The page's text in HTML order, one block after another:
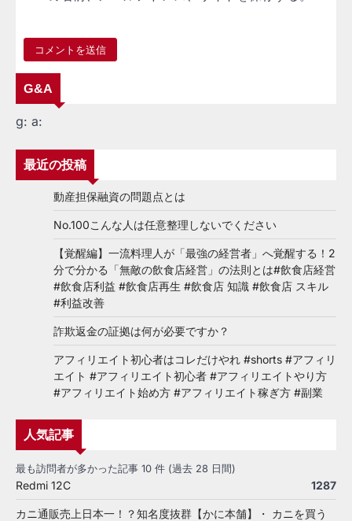
G&A
g: a:
最近の投稿
動産担保融資の問題点とは
No.100こんな人は任意整理しないでください
【覚醒編】一流料理人が「最強の経営者」へ覚醒する！2
分で分かる「無敵の飲食店経営」の法則とは#飲食店経営
#飲食店利益 #飲食店再生 #飲食店 知識 #飲食店 スキル
#利益改善
詐欺返金の証拠は何が必要ですか？
アフィリエイト初心者はコレだけやれ #shorts #アフィリ
エイト #アフィリエイト初心者 #アフィリエイトやり方
#アフィリエイト始め方 #アフィリエイト稼ぎ方 #副業
人気記事
最も訪問者が多かった記事 10 件 (過去 28 日間)
Redmi 12C 1287
カニ通販売上日本一！？知名度抜群【かに本舗】・ カニを買う